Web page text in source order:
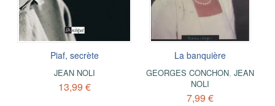
Piaf, secrète
JEAN NOLI
13,99 €
La banquière
GEORGES CONCHON,JEAN
NOLI
7,99 €